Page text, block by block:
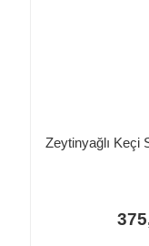
Zeytinyağlı Keçi